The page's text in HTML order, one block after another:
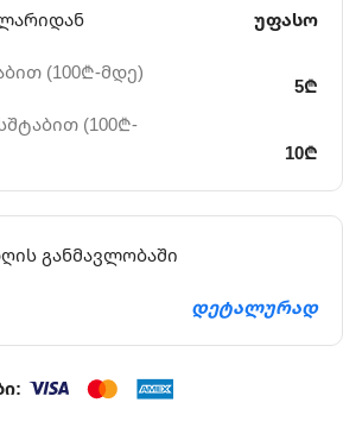
(100₾-მდე)
(100₾-
უფასო
5₾
10₾
განმავლობაში
დეტალურად